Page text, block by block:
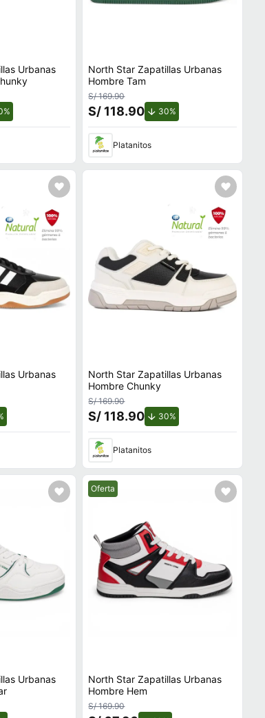
Urbanas
de descuento.
North Star Zapatillas Urbanas
Hombre Tam
S/ 169.90
S/ 118.90 30%
Platanitos
Urbanas
de descuento.
North Star Zapatillas Urbanas
Hombre Chunky
S/ 169.90
S/ 118.90 30%
Platanitos
Urbanas
Mejor precio.
Oferta
North Star Zapatillas Urbanas
Hombre Hem
S/ 169.90